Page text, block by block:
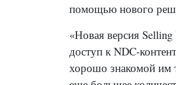
помощью нового
«Новая версия Selling
доступ к NDC-
хорошо знакомой им